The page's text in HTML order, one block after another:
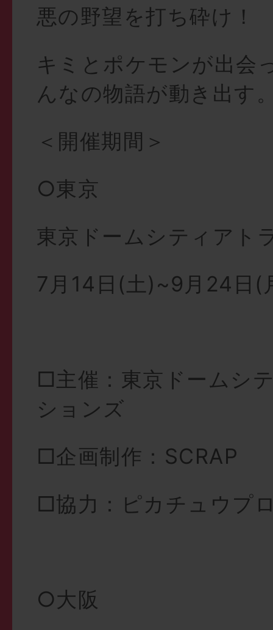
悪の野望を打ち砕け！
キミとポケモンが出会
んなの物語が動き出す
＜開催期間＞
○東京
東京ドームシティアト
7月14日(土)~9月24日(
□主催：東京ドームシ
ションズ
□企画制作：SCRAP
□協力： ピカチュウプ
○大阪